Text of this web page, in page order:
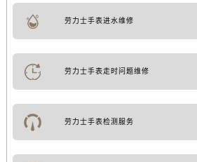
劳力士手表进水维修
劳力士手表走时问题维修
劳力士手表检测服务